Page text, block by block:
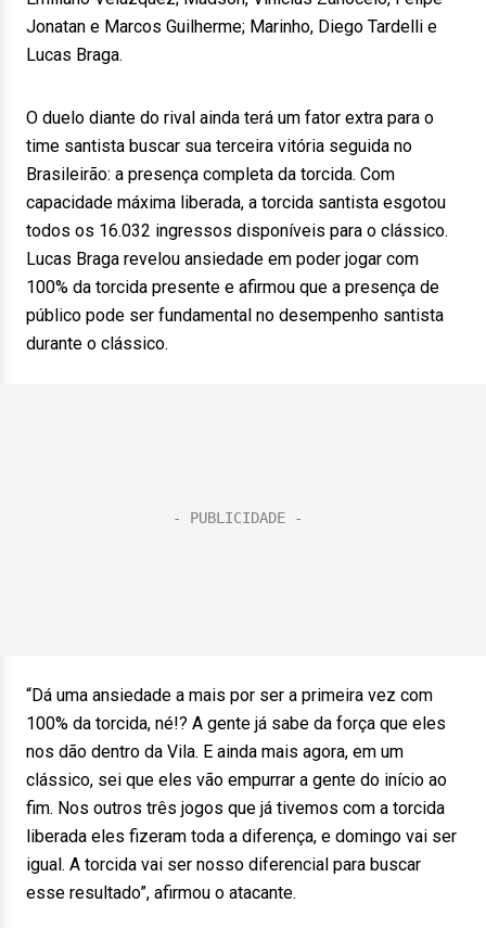
Jonatan e Marcos Guilherme; Marinho, Diego Tardelli e
Lucas Braga.
O duelo diante do rival ainda terá um fator extra para o
time santista buscar sua terceira vitória seguida no
Brasileirão: a presença completa da torcida. Com
capacidade máxima liberada, a torcida santista esgotou
todos os 16.032 ingressos disponíveis para o clássico.
Lucas Braga revelou ansiedade em poder jogar com
100% da torcida presente e afirmou que a presença de
público pode ser fundamental no desempenho santista
durante o clássico.
“Dá uma ansiedade a mais por ser a primeira vez com
100% da torcida, né!? A gente já sabe da força que eles
nos dão dentro da Vila. E ainda mais agora, em um
clássico, sei que eles vão empurrar a gente do início ao
fim. Nos outros três jogos que já tivemos com a torcida
liberada eles fizeram toda a diferença, e domingo vai ser
igual. A torcida vai ser nosso diferencial para buscar
esse resultado”, afirmou o atacante.